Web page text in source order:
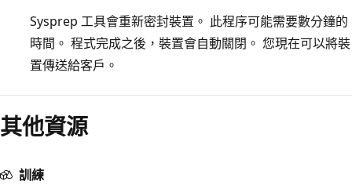
Sysprep 工具會重新密封裝置。 此程序可能需要數分鐘的
時間。 程式完成之後，裝置會自動關閉。 您現在可以將裝
置傳送給客戶。
閱
讀
模
已
其他資源
訓練